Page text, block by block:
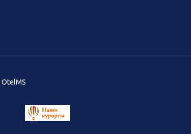
OtelMS